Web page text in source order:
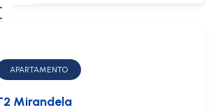
APARTAMENTO
Mirandela